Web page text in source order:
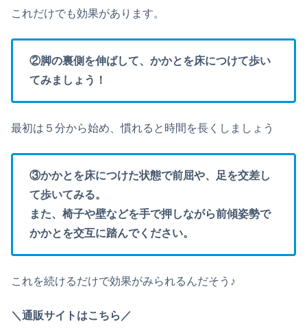
これだけでも効果があります。
②脚の裏側を伸ばして、かかとを床につけて歩い
てみましょう！
最初は５分から始め、慣れると時間を長くしましょう
③かかとを床につけた状態で前屈や、足を交差し
て歩いてみる。
また、椅子や壁などを手で押しながら前傾姿勢で
かかとを交互に踏んでください。
これを続けるだけで効果がみられるんだそう♪
＼通販サイトはこちら／